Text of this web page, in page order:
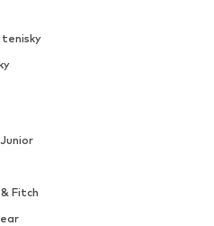
Fitch